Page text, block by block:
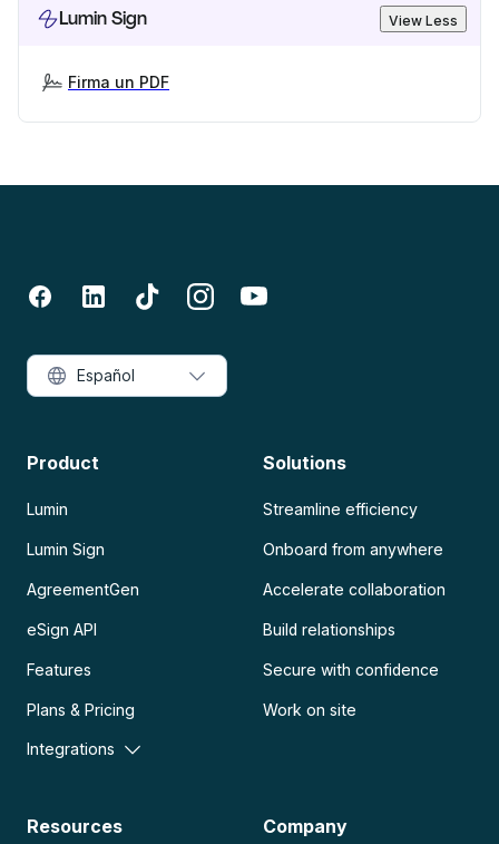
Lumin Sign View Less
Firma un PDF
Product
Lumin
Lumin Sign
AgreementGen
eSign API
Features
Plans & Pricing
Integrations
Solutions
Streamline efficiency
Onboard from anywhere
Accelerate collaboration
Build relationships
Secure with confidence
Work on site
Resources Company
Español